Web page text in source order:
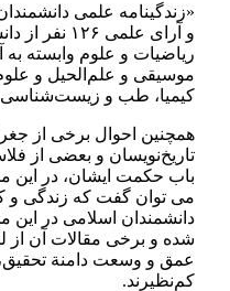
«زندگینامه علمی
و آرای علمی
ریاضیات و علوم وابسته به
موسیقی و علم‌الحیل و
کیمیا، طب و زیست‌شناسی
همچنین احوال برخی از
تاریخ‌نویسان و بعضی از
باب حکمت ایشان، در این
می توان گفت که زندگی و
دانشمندان اسلامی در
شده و برخی مقالات آن از
عمق و وسعت دامنة تحقیق،
کم‌نظیرند.